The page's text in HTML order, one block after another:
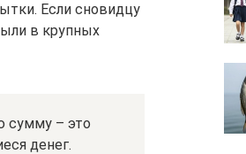
Если сновидцу
в крупных
сумму – это
денег.